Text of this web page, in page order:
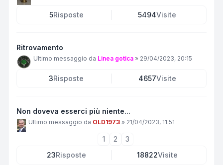
5Risposte 5494Visite
Ritrovamento
Ultimo messaggio da Linea gotica » 29/04/2023, 20:15
3Risposte 4657Visite
Non doveva esserci più niente...
Ultimo messaggio da OLD1973 » 21/04/2023, 11:51
1 2
3
23Risposte 18822Visite